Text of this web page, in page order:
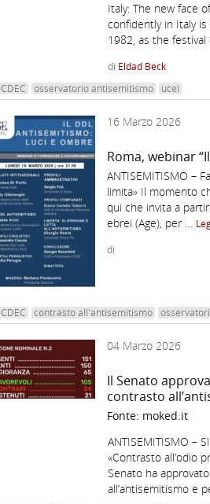
Italy: The new face
confidently in Italy
1982, as the
di Eldad Beck
CDEC osservatorio antisemitismo ucei
16 Marzo 2026
Roma, webinar
ANTISEMITISMO –
limita» Il momento
qui che invita a
ebrei (Age), per …
di
CDEC contrasto all'antisemitismo
04 Marzo 2026
Il Senato
contrasto
Fonte: moked.it
ANTISEMITISMO –
«Contrasto all’odio
Senato ha
all’antisemitismo e